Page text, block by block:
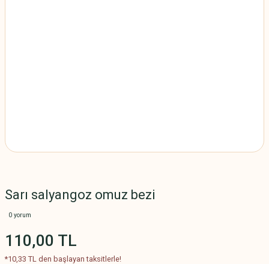
Sarı salyangoz omuz bezi
0 yorum
110,00 TL
*10,33 TL den başlayan taksitlerle!